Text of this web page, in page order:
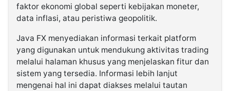
faktor ekonomi global seperti kebijakan moneter,
data inflasi, atau peristiwa geopolitik.
Java FX menyediakan informasi terkait platform
yang digunakan untuk mendukung aktivitas trading
melalui halaman khusus yang menjelaskan fitur dan
sistem yang tersedia. Informasi lebih lanjut
mengenai hal ini dapat diakses melalui tautan